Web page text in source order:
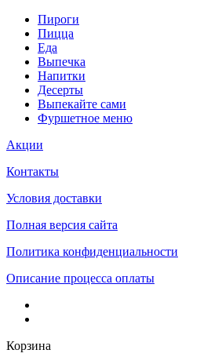
Пироги
Пицца
Еда
Выпечка
Напитки
Десерты
Выпекайте сами
Фуршетное меню
Акции
Контакты
Условия доставки
Полная версия сайта
Политика конфиденциальности
Описание процесса оплаты
Корзина